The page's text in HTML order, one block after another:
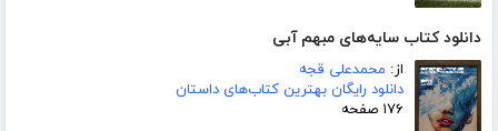
دانلود کتاب سایه‌های مبهم آبی
از: محمدعلی قجه
دانلود رایگان بهترین کتاب‌های داستان
۱۷۶ صفحه